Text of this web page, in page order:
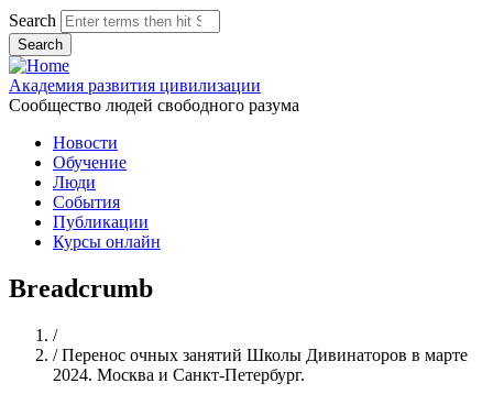
Search
Академия развития цивилизации
Сообщество людей свободного разума
Новости
Обучение
Люди
События
Публикации
Курсы онлайн
Breadcrumb
/Home
/ Перенос очных занятий Школы Дивинаторов в марте
2024. Москва и Санкт-Петербург.